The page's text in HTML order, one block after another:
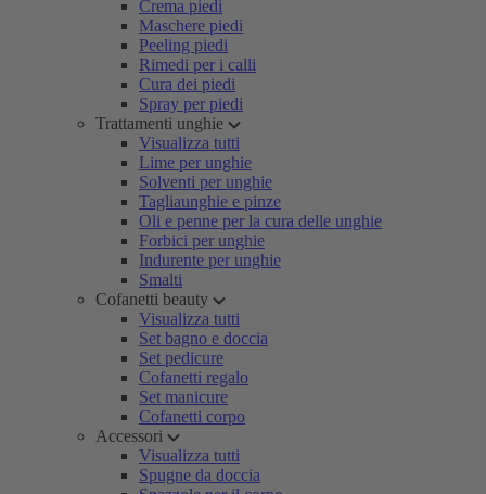
Crema piedi
Maschere piedi
Peeling piedi
Rimedi per i calli
Cura dei piedi
Spray per piedi
Trattamenti unghie
Visualizza tutti
Lime per unghie
Solventi per unghie
Tagliaunghie e pinze
Oli e penne per la cura delle unghie
Forbici per unghie
Indurente per unghie
Smalti
Cofanetti beauty
Visualizza tutti
Set bagno e doccia
Set pedicure
Cofanetti regalo
Set manicure
Cofanetti corpo
Accessori
Visualizza tutti
Spugne da doccia